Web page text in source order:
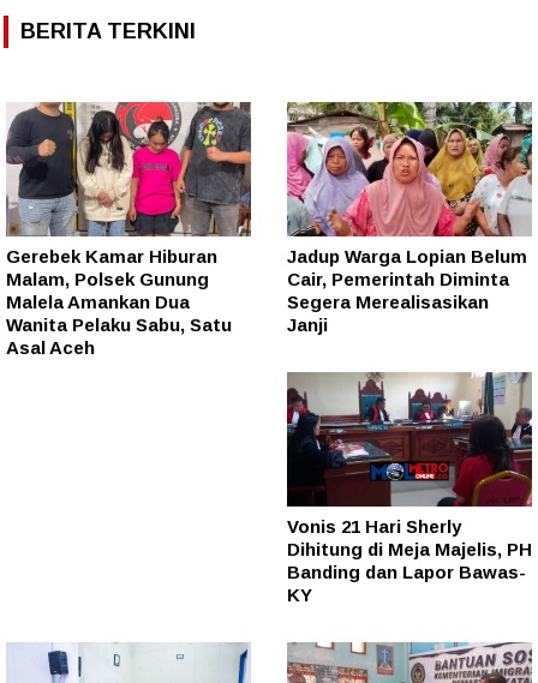
BERITA TERKINI
Gerebek Kamar Hiburan
Malam, Polsek Gunung
Malela Amankan Dua
Wanita Pelaku Sabu, Satu
Asal Aceh
Jadup Warga Lopian Belum
Cair, Pemerintah Diminta
Segera Merealisasikan
Janji
Vonis 21 Hari Sherly
Dihitung di Meja Majelis, PH
Banding dan Lapor Bawas-
KY